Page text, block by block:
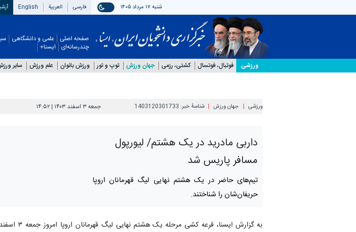
شنبه ۱۷ مرداد ۱۴۰۵ فارسی العربیة English
صفحه اصلی علمی و دانشگاهی
ورزشی فوتبال، فوتسال کشتی، رزمی جهان ورزش توپ و تور ورزش بانوان علم ورزش سایر
چندرسانه‌ای ایسنا+
ورزشی جهان ورزش شناسهٔ خبر: 1403120301733 جمعه ۳ اسفند ۱۴۰۳ | ۱۴:۵۲
داربی مادرید در یک هشتم/ لیورپول
مسافر پاریس شد
تیم‌های حاضر در یک هشتم نهایی لیگ قهرمانان اروپا
حریفان‌شان را شناختند.
به گزارش